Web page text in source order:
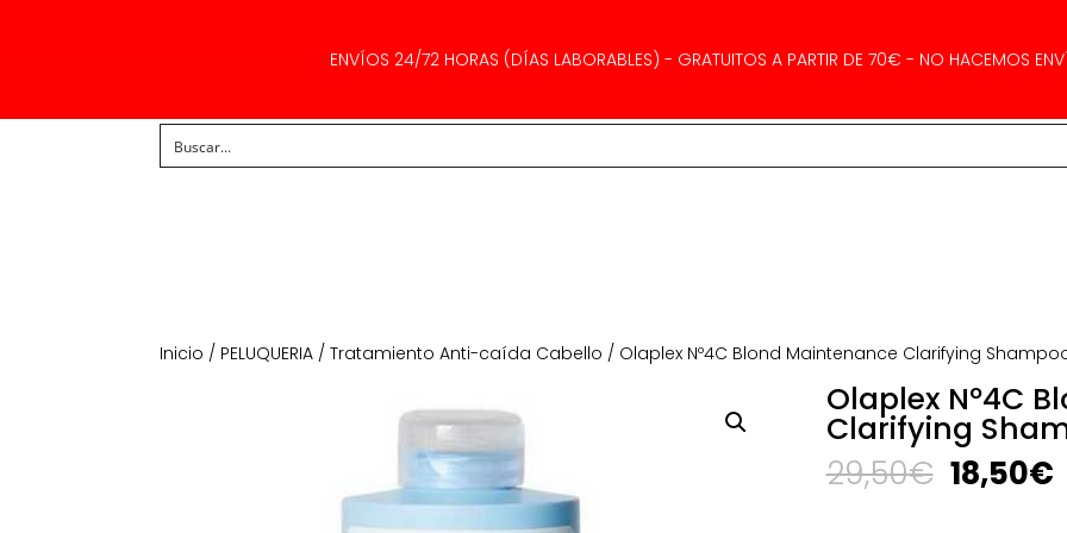
ENVÍOS 24/72 HORAS (DÍAS LABORABLES) - GRATUITOS A PARTIR DE 70€ - NO HACEMOS
Inicio / PELUQUERIA /Tratamiento Anti-caída Cabello / Olaplex Nº4C Blond Maintenance Clarifying
Olaplex Nº4C
Clarifying
29,50€ El
precio
18,50€El